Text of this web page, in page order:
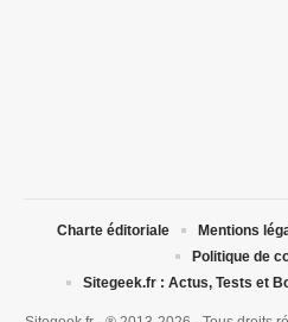
Charte éditoriale Mentions
Politique de
Sitegeek.fr : Actus, Tests et